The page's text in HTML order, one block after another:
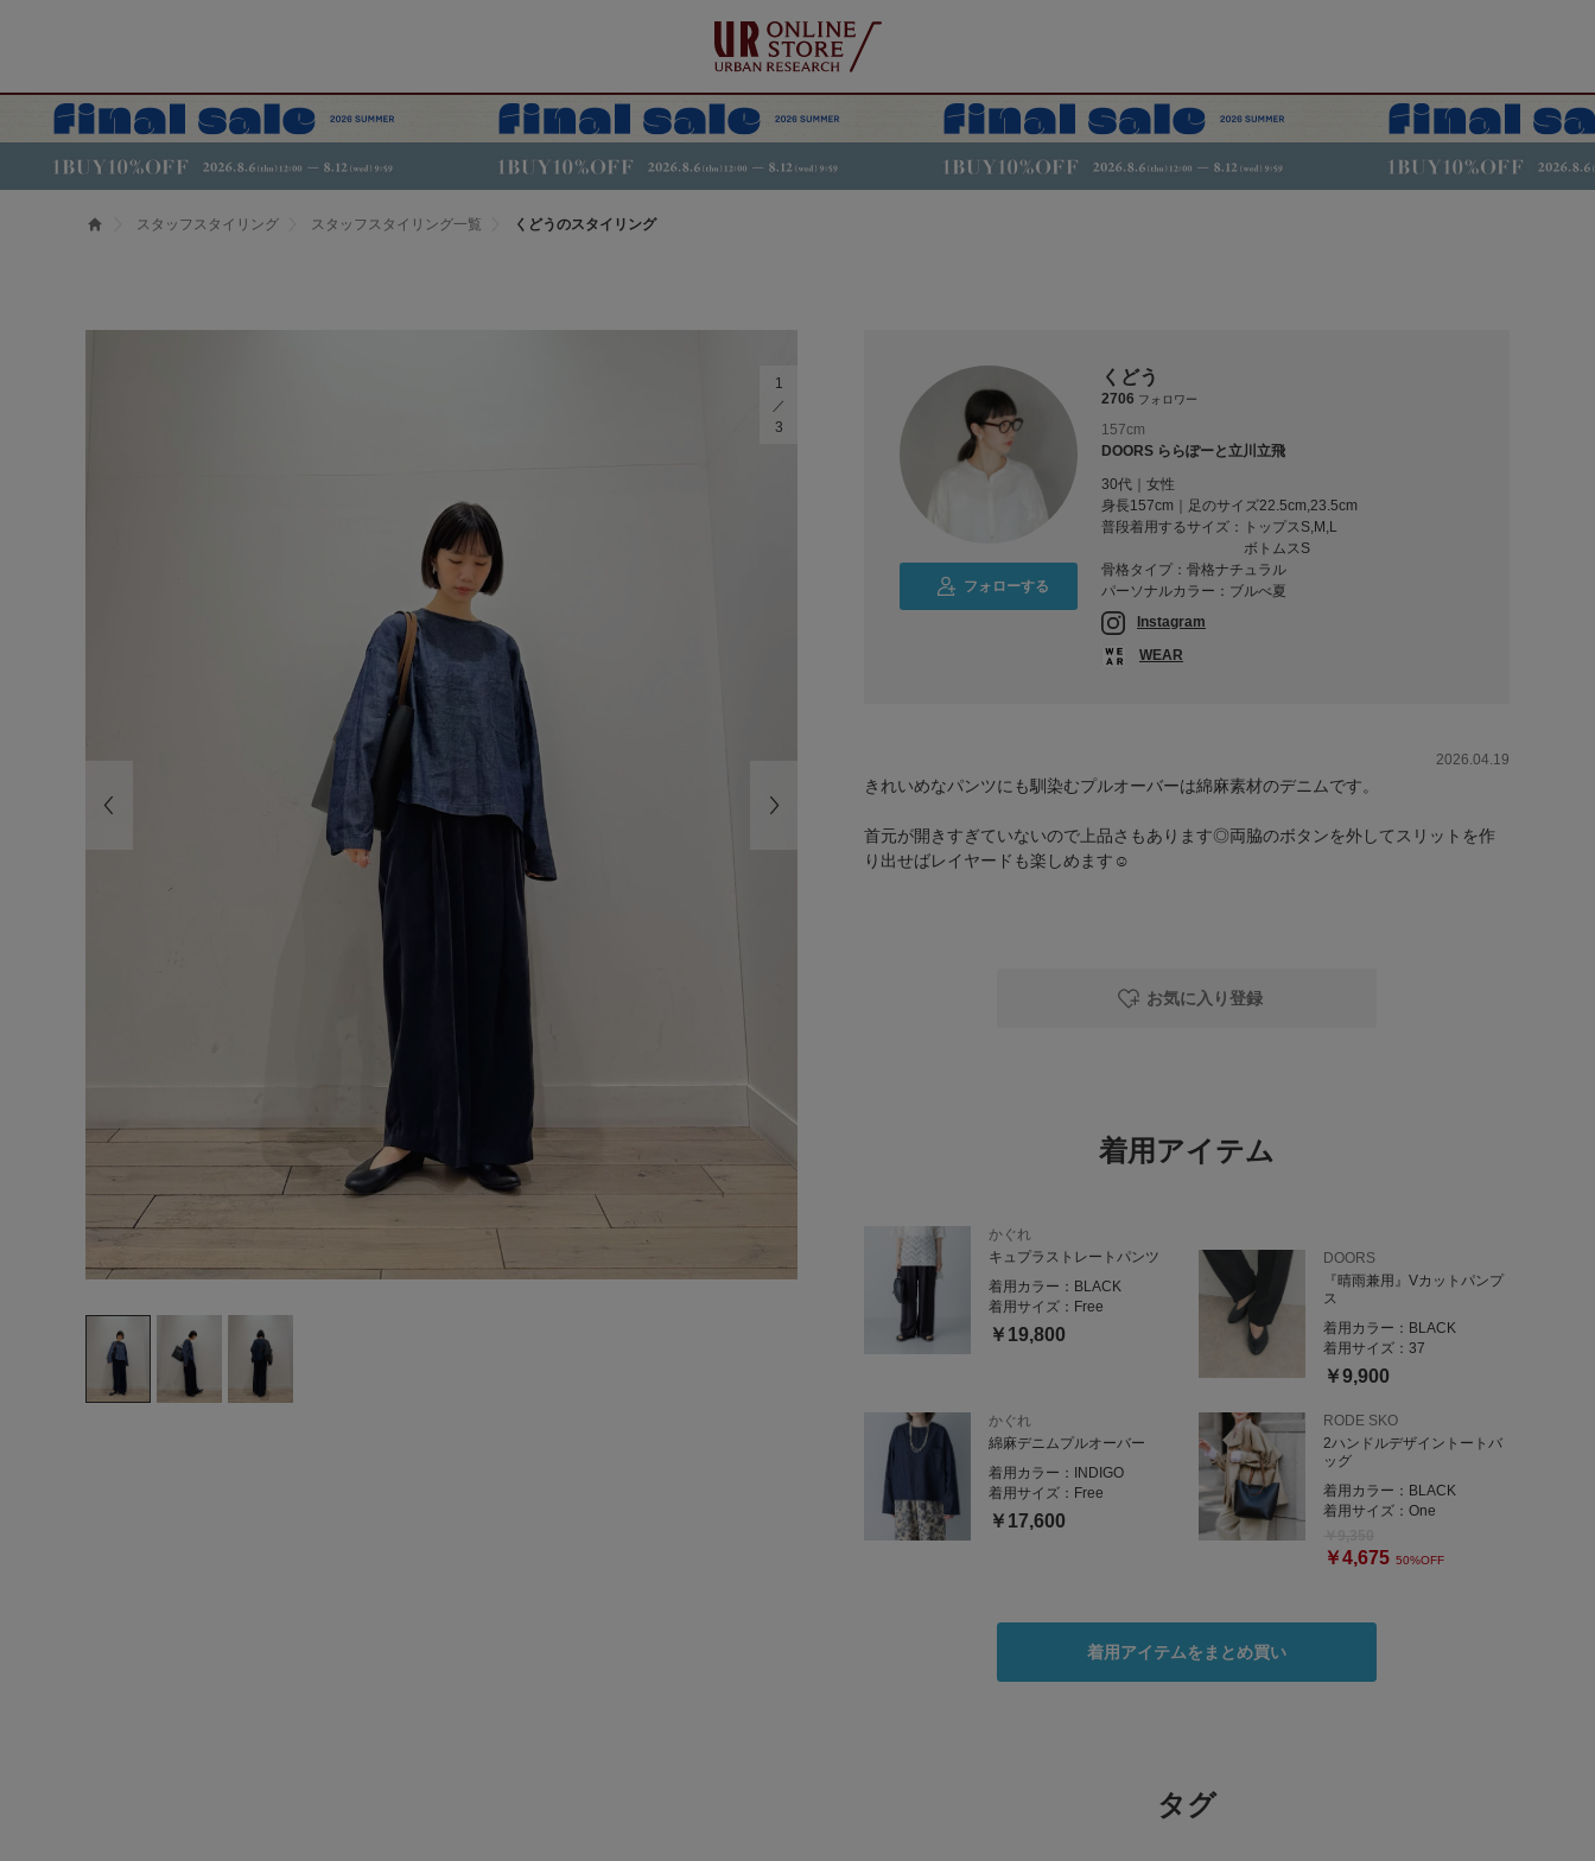
スタッフスタイリング スタッフスタイリング一覧 くどうのスタイリング
1
3
フォローする
くどう
2706 フォロワー
157cm
DOORS ららぽーと立川立飛
30代｜女性
身長157cm｜足のサイズ22.5cm,23.5cm
普段着用するサイズ：
トップスS,M,L
ボトムスS
骨格タイプ：骨格ナチュラル
パーソナルカラー：ブルべ夏
Instagram
WEAR
2026.04.19
きれいめなパンツにも馴染むプルオーバーは綿麻素材のデニムです。
首元が開きすぎていないので上品さもあります◎両脇のボタンを外してスリットを作
り出せばレイヤードも楽しめます☺️
お気に入り登録
着用アイテム
かぐれ
キュプラストレートパンツ
着用カラー： BLACK
着用サイズ： Free
￥19,800
DOORS
『晴雨兼用』Vカットパンプ
ス
着用カラー： BLACK
着用サイズ： 37
￥9,900
かぐれ
綿麻デニムプルオーバー
着用カラー：
INDIGO
着用サイズ： Free
￥17,600
RODE SKO
2ハンドルデザイントートバ
ッグ
着用カラー： BLACK
着用サイズ： One
￥4,675 50%OFF
着用アイテムをまとめ買い
タグ